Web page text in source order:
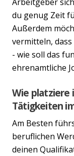
du genug Zeit
Außerdem
vermitteln,
- wie soll das
ehrenamtliche
Wie platziere
Tätigkeiten
Am Besten
beruflichen
deinen